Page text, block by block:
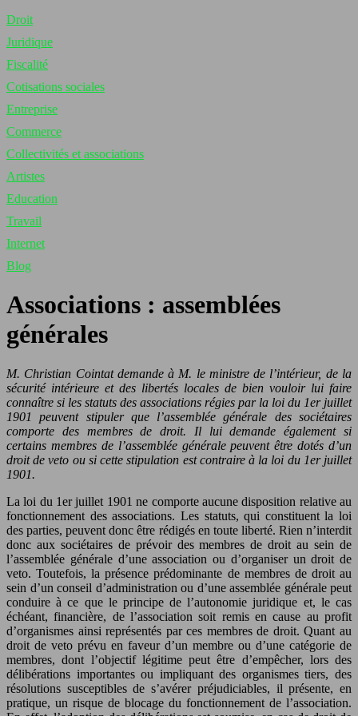
Droit
Juridique
Fiscalité
Cotisations sociales
Entreprise
Commerce
Collectivités et associations
Artistes
Education
Travail
Internet
Blog
Associations : assemblées
générales
M. Christian Cointat demande à M. le ministre de l’intérieur, de la
sécurité intérieure et des libertés locales de bien vouloir lui faire
connaître si les statuts des associations régies par la loi du 1er juillet
1901 peuvent stipuler que l’assemblée générale des sociétaires
comporte des membres de droit. Il lui demande également si
certains membres de l’assemblée générale peuvent être dotés d’un
droit de veto ou si cette stipulation est contraire à la loi du 1er juillet
1901.
La loi du 1er juillet 1901 ne comporte aucune disposition relative au
fonctionnement des associations. Les statuts, qui constituent la loi
des parties, peuvent donc être rédigés en toute liberté. Rien n’interdit
donc aux sociétaires de prévoir des membres de droit au sein de
l’assemblée générale d’une association ou d’organiser un droit de
veto. Toutefois, la présence prédominante de membres de droit au
sein d’un conseil d’administration ou d’une assemblée générale peut
conduire à ce que le principe de l’autonomie juridique et, le cas
échéant, financière, de l’association soit remis en cause au profit
d’organismes ainsi représentés par ces membres de droit. Quant au
droit de veto prévu en faveur d’un membre ou d’une catégorie de
membres, dont l’objectif légitime peut être d’empêcher, lors des
délibérations importantes ou impliquant des organismes tiers, des
résolutions susceptibles de s’avérer préjudiciables, il présente, en
pratique, un risque de blocage du fonctionnement de l’association.